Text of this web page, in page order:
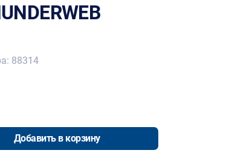
88314
Добавить в корзину